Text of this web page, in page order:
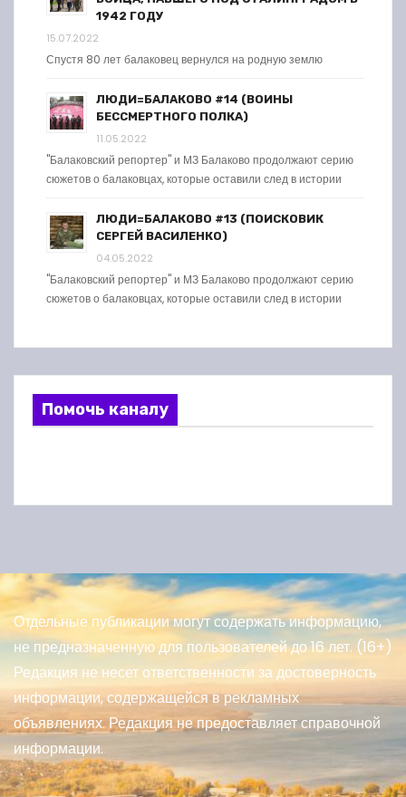
1942 ГОДУ
15.07.2022
Спустя 80 лет балаковец вернулся на родную землю
ЛЮДИ=БАЛАКОВО #14 (ВОИНЫ
БЕССМЕРТНОГО ПОЛКА)
11.05.2022
"Балаковский репортер" и МЗ Балаково продолжают серию
сюжетов о балаковцах, которые оставили след в истории
ЛЮДИ=БАЛАКОВО #13 (ПОИСКОВИК
СЕРГЕЙ ВАСИЛЕНКО)
04.05.2022
"Балаковский репортер" и МЗ Балаково продолжают серию
сюжетов о балаковцах, которые оставили след в истории
Помочь каналу
Отдельные публикации могут содержать информацию,
не предназначенную для пользователей до 16 лет. (16+)
Редакция не несет ответственности за достоверность
информации, содержащейся в рекламных
объявлениях. Редакция не предоставляет справочной
информации.